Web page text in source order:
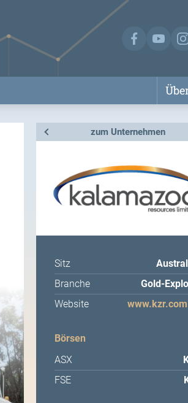
zum Unternehmen
Sitz
Branche
Gold-
Website
Börsen
ASX
FSE